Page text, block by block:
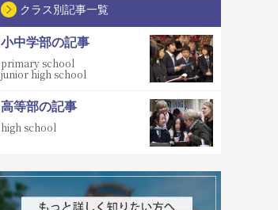
クラス別記事一覧
小中学部の記事
primary school
junior high school
高等部の記事
high school